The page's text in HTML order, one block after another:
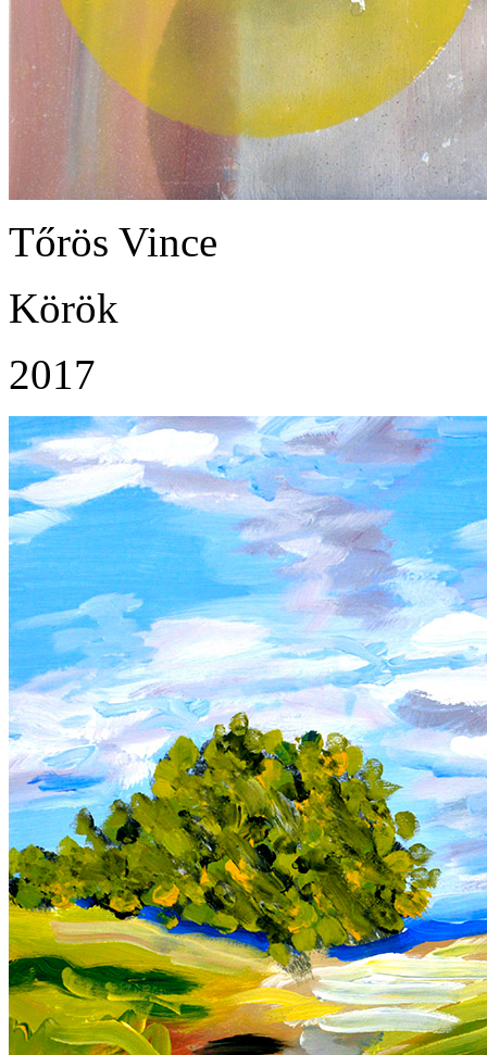
Tőrös Vince
Körök
2017